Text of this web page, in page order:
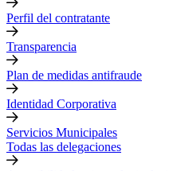
Perfil del contratante
Transparencia
Plan de medidas antifraude
Identidad Corporativa
Servicios Municipales
Todas las delegaciones